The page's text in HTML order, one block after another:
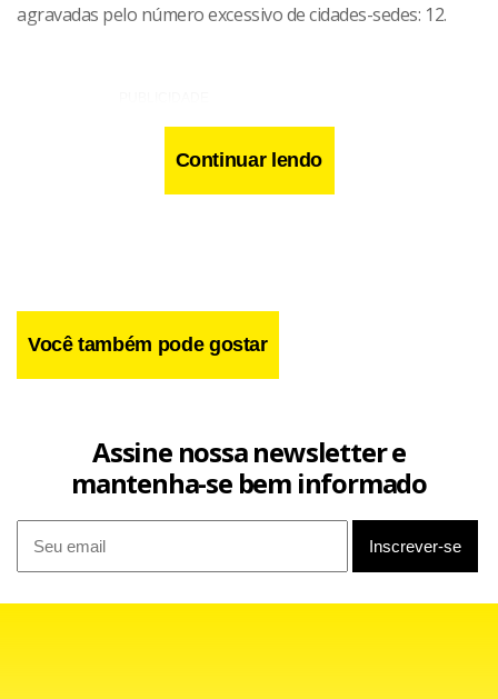
agravadas pelo número excessivo de cidades-sedes: 12.
Mas você enfrenta uma situação quanto tem um governo
e um presidente, à época Lula, que está explicando para
Continuar lendo
Você também pode gostar
Assine nossa newsletter e
mantenha-se bem informado